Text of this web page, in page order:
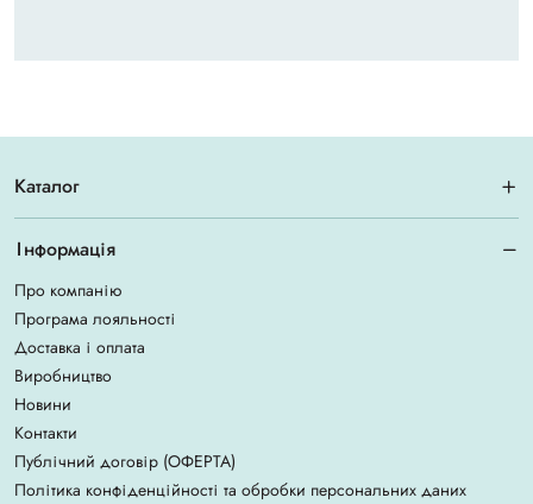
Каталог
Інформація
Про компанію
Програма лояльності
Доставка і оплата
Виробництво
Новини
Контакти
Публічний договір (ОФЕРТА)
Політика конфіденційності та обробки персональних даних